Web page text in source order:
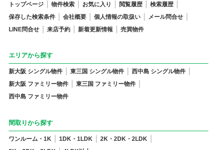
トップページ 物件検索 お気に入り 閲覧履歴
検索履歴
保存した検索条件
会社概要 個人情報の取扱い
メール問合せ
LINE問合せ
来店予約 新着更新情報 売買物件
エリアから探す
新大阪 シングル物件 東三国 シングル物件
西中島 シングル物件
新大阪 ファミリー物件
東三国 ファミリー物件
西中島 ファミリー物件
間取りから探す
ワンルーム・1K 1DK・1LDK
2K・2DK・2LDK